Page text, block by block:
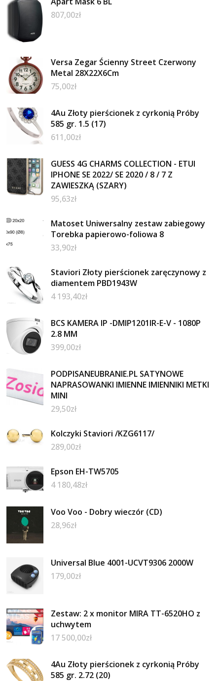
807,00zł
Versa Zegar Ścienny Street Czerwony
Metal 28X22X6Cm
75,00zł
4Au Złoty pierścionek z cyrkonią Próby
585 gr. 1.5 (17)
611,00zł
GUESS 4G CHARMS COLLECTION - ETUI
IPHONE SE 2022/ SE 2020 / 8 / 7 Z
ZAWIESZKĄ (SZARY)
95,63zł
Matoset Uniwersalny zestaw zabiegowy
Torebka papierowo-foliowa 8
33,90zł
Staviori Złoty pierścionek zaręczynowy z
diamentem PBD1943W
4 193,40zł
BCS KAMERA IP -DMIP1201IR-E-V - 1080P
2.8 MM
399,00zł
PODPISANEUBRANIE.PL SATYNOWE
NAPRASOWANKI IMIENNE IMIENNIKI METKI
MINI
29,50zł
Kolczyki Staviori /KZG6117/
289,00zł
Epson EH-TW5705
4 180,48zł
Voo Voo - Dobry wieczór (CD)
28,96zł
Universal Blue 4001-UCVT9306 2000W
179,00zł
Zestaw: 2 x monitor MIRA TT-6520HO z
uchwytem
17 500,00zł
4Au Złoty pierścionek z cyrkonią Próby
585 gr. 2.72 (20)